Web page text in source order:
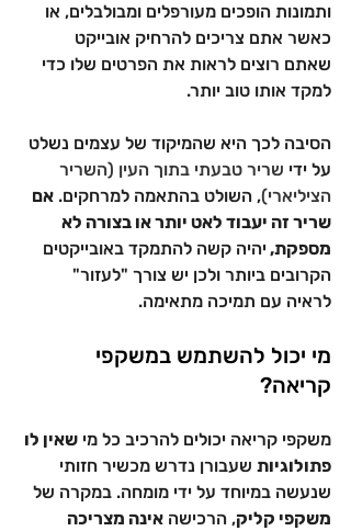
ותמונות הופכים מעורפלים ומבולבלים, או
כאשר אתם צריכים להרחיק אובייקט
שאתם רוצים לראות את הפרטים שלו כדי
למקד אותו טוב יותר.
הסיבה לכך היא שהמיקוד של עצמים נשלט
על ידי שריר טבעתי בתוך העין (השריר
הציליארי), השולט בהתאמה למרחקים. אם
שריר זה יעבוד לאט יותר או בצורה לא
מספקת, יהיה קשה להתמקד באובייקטים
הקרובים ביותר ולכן יש צורך "לעזור"
לראיה עם תמיכה מתאימה.
מי יכול להשתמש במשקפי
קריאה?
משקפי קריאה יכולים להרכיב כל מי שאין לו
פתולוגיות שעבורן נדרש מכשיר חזותי
שנעשה במיוחד על ידי מומחה. במקרה של
משקפי קליק, הרכישה אינה מצריכה